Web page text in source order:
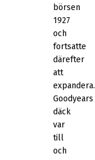
börsen
1927
och
fortsatte
därefter
att
expandera.
Goodyears
däck
var
till
och